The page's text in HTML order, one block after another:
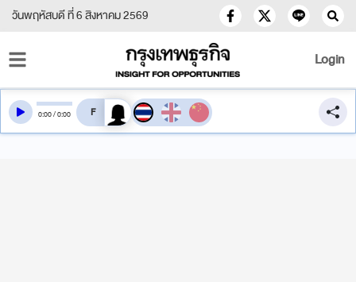
วันพฤหัสบดี ที่ 6 สิงหาคม 2569
Login
0:00/0:00 สลับเสียงอ่าน